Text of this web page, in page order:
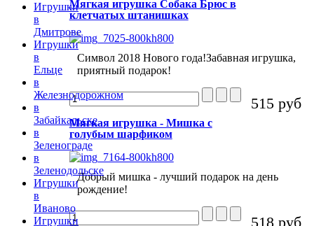
Мягкая игрушка Собака Брюс в
клетчатых штанишках
Символ 2018 Нового года!Забавная игрушка,
приятный подарок!
515 руб
Мягкая игрушка - Мишка с
голубым шарфиком
Добрый мишка - лучший подарок на день
рождение!
518 руб
Игрушки
в
Дмитрове
Игрушки
в
Ельце
в
Железнодорожном
в
Забайкальске
в
Зеленограде
в
Зеленодольске
Игрушки
в
Иваново
Игрушки